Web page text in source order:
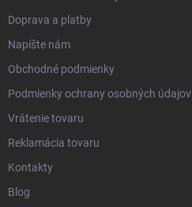
Doprava a platby
Napíšte nám
Obchodné podmienky
Podmienky ochrany osobných údajov
Vrátenie tovaru
Reklamácia tovaru
Kontakty
Blog